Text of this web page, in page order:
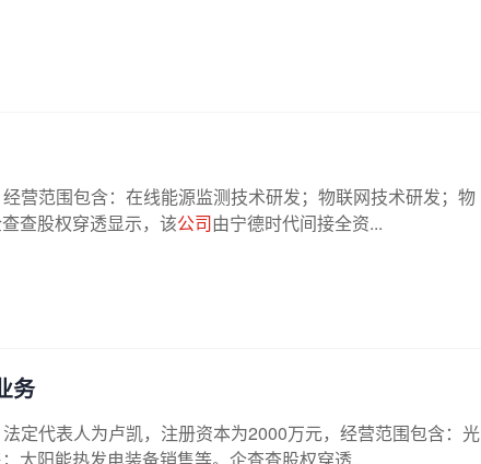
营范围包含：在线能源监测技术研发；物联网技术研发；物
查股权穿透显示，该公司由宁德时代间接全资...
务
定代表人为卢凯，注册资本为2000万元，经营范围包含：光